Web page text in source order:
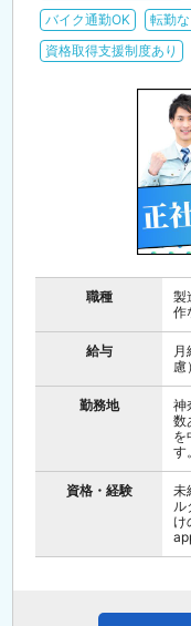
バイク通勤OK
転勤な
資格取得支援制度あり
職種
製
作
給与
慮）
勤務地
神
数
を
す
資格・経験
未
ル
け